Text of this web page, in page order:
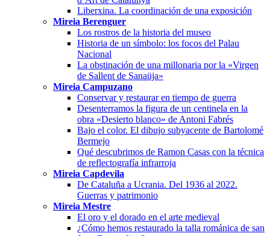
Liberxina. La coordinación de una exposición
Mireia Berenguer
Los rostros de la historia del museo
Historia de un símbolo: los focos del Palau
Nacional
La obstinación de una millonaria por la «Virgen
de Sallent de Sanaüja»
Mireia Campuzano
Conservar y restaurar en tiempo de guerra
Desenterramos la figura de un centinela en la
obra «Desierto blanco» de Antoni Fabrés
Bajo el color. El dibujo subyacente de Bartolomé
Bermejo
Qué descubrimos de Ramon Casas con la técnica
de reflectografía infrarroja
Mireia Capdevila
De Cataluña a Ucrania. Del 1936 al 2022.
Guerras y patrimonio
Mireia Mestre
El oro y el dorado en el arte medieval
¿Cómo hemos restaurado la talla románica de san